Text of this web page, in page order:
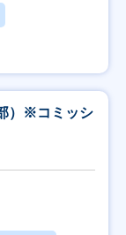
）※コミッシ